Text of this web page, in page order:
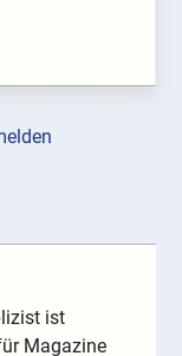
ist
Magazine